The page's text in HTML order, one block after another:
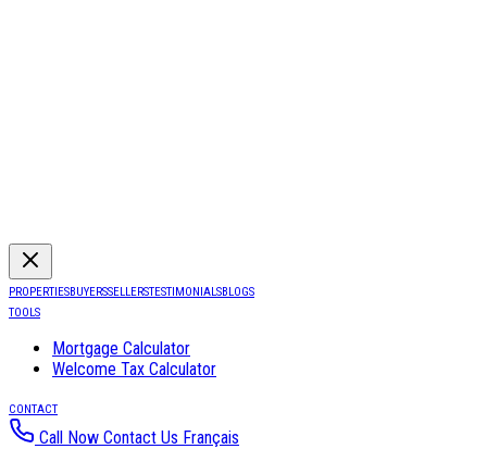
PROPERTIESBUYERSSELLERSTESTIMONIALSBLOGS
TOOLS
Mortgage Calculator
Welcome Tax Calculator
CONTACT
Call Now Contact Us Français